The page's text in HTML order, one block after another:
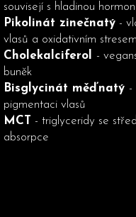
souvisejí s hladinou
Pikolinát zinečnatý -
vlasů a oxidativním stresem
Cholekalciferol
-
buněk
Bisglycinát měďnatý -
pigmentaci vlasů
MCT
- triglyceridy se
absorpce